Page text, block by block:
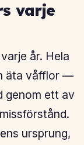
varje
varje år. Hela
äta våfflor —
genom ett av
ursprung,